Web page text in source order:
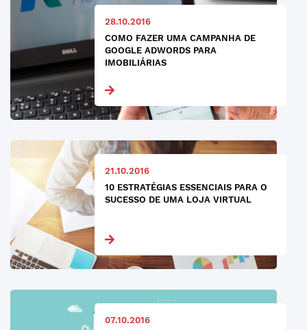
28.10.2016
COMO FAZER UMA CAMPANHA DE
GOOGLE ADWORDS PARA
IMOBILIÁRIAS
21.10.2016
10 ESTRATÉGIAS ESSENCIAIS PARA O
SUCESSO DE UMA LOJA VIRTUAL
07.10.2016